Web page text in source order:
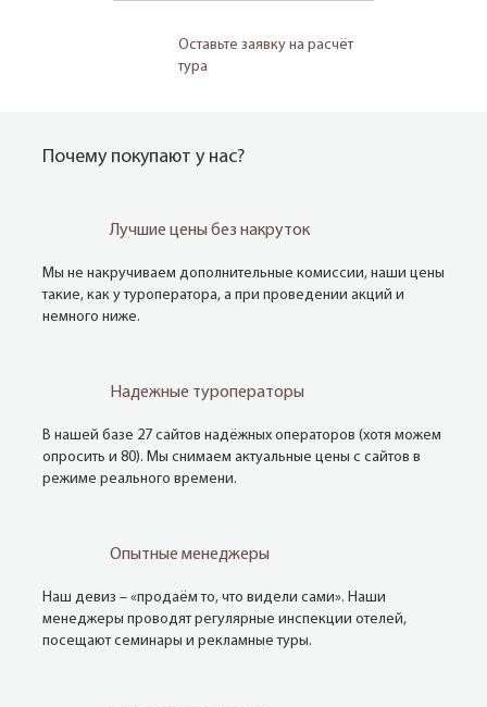
Оставьте заявку на расчёт
тура
Почему покупают у нас?
Лучшие цены без накруток
Мы не накручиваем дополнительные комиссии, наши цены
такие, как у туроператора, а при проведении акций и
немного ниже.
Надежные туроператоры
В нашей базе 27 сайтов надёжных операторов (хотя можем
опросить и 80). Мы снимаем актуальные цены с сайтов в
режиме реального времени.
Опытные менеджеры
Наш девиз – «продаём то, что видели сами». Наши
менеджеры проводят регулярные инспекции отелей,
посещают семинары и рекламные туры.